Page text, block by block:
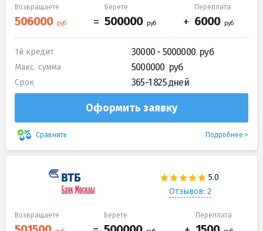
Возвращаете Берете Переплата
1й кредит 30000 - 5000000
Макс. сумма 5000000
Срок 365-1 825 дней
Оформить заявку
Сравнить Подробнее
Отзывов: 2
Возвращаете Берете Переплата